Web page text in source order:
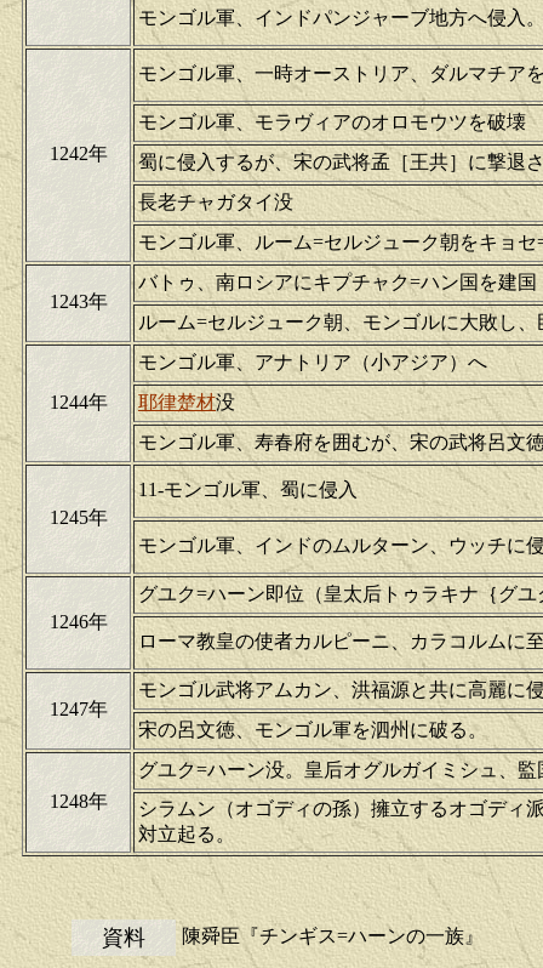
モンゴル軍、インドパンジャーブ地方へ侵入
1242年
モンゴル軍、一時オーストリア、ダルマチア
モンゴル軍、モラヴィアのオロモウツを破壊
蜀に侵入するが、宋の武将孟［王共］に撃退
長老チャガタイ没
モンゴル軍、ルーム=セルジューク朝をキョ
1243年
バトゥ、南ロシアにキプチャク=ハン国を建
ルーム=セルジューク朝、モンゴルに大敗し、
1244年
モンゴル軍、アナトリア（小アジア）へ
耶律楚材没
モンゴル軍、寿春府を囲むが、宋の武将呂文
1245年
11-モンゴル軍、蜀に侵入
モンゴル軍、インドのムルターン、ウッチに
1246年
グユク=ハーン即位（皇太后トゥラキナ｛グ
ローマ教皇の使者カルピーニ、カラコルムに
1247年
モンゴル武将アムカン、洪福源と共に高麗に
宋の呂文徳、モンゴル軍を泗州に破る。
1248年
グユク=ハーン没。皇后オグルガイミシュ、監
シラムン（オゴディの孫）擁立するオゴディ
対立起る。
資料 陳舜臣『チンギス=ハーンの一族』